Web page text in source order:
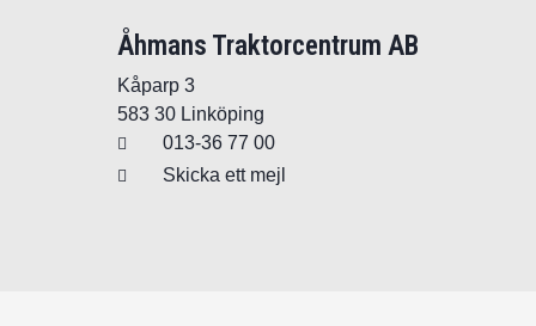
Åhmans Traktorcentrum AB
Kåparp 3
583 30 Linköping
013-36 77 00
Skicka ett mejl